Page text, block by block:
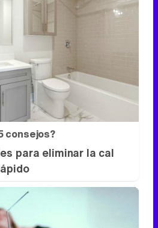
consejos?
para eliminar la cal